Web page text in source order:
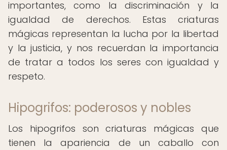
importantes, como la discriminación y la
igualdad de derechos. Estas criaturas
mágicas representan la lucha por la libertad
y la justicia, y nos recuerdan la importancia
de tratar a todos los seres con igualdad y
respeto.
Hipogrifos: poderosos y nobles
Los hipogrifos son criaturas mágicas que
tienen la apariencia de un caballo con